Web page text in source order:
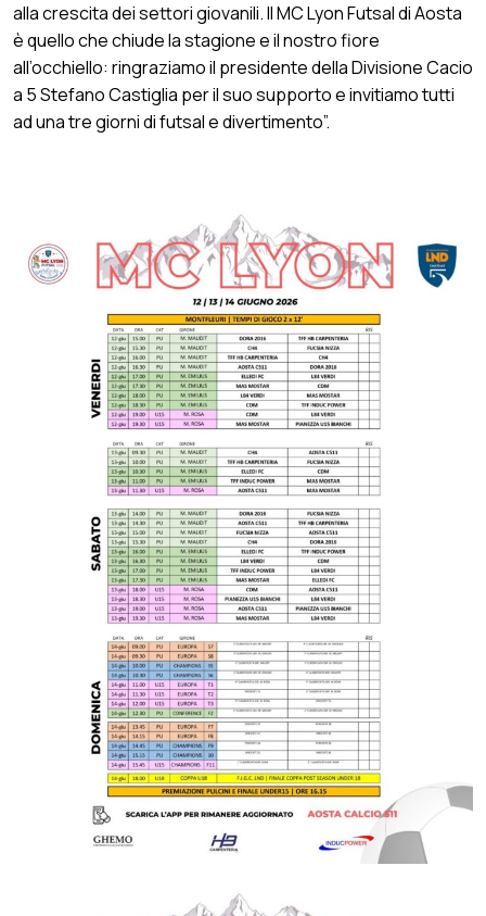
alla crescita dei settori giovanili. Il MC Lyon Futsal di Aosta
è quello che chiude la stagione e il nostro fiore
all’occhiello: ringraziamo il presidente della Divisione Cacio
a 5 Stefano Castiglia per il suo supporto e invitiamo tutti
ad una tre giorni di futsal e divertimento”.